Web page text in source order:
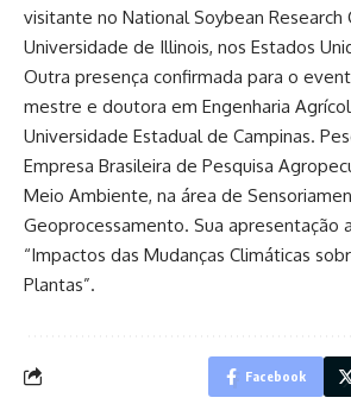
visitante no National Soybean Research
Universidade de Illinois, nos Estados
Outra presença confirmada para o
mestre e doutora em Engenharia
Universidade Estadual de Campinas.
Empresa Brasileira de Pesquisa
Meio Ambiente, na área de
Geoprocessamento. Sua apresentação
“Impactos das Mudanças Climáticas
Plantas”.
Facebook